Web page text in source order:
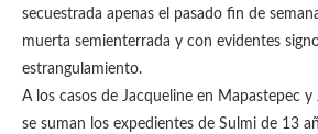
secuestrada apenas el pasado fin de
muerta semienterrada y con evidentes
estrangulamiento.
A los casos de Jacqueline en Mapastepec y
se suman los expedientes de Sulmi de 13